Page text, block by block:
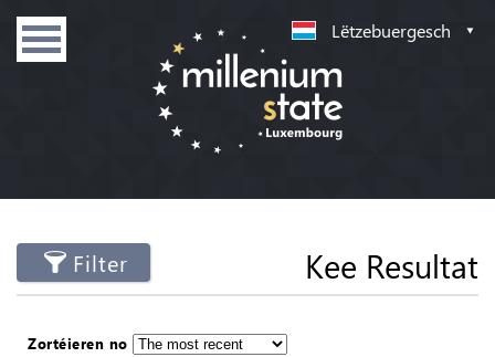
Lëtzebuergesch
Filter Kee Resultat
Zortéieren no